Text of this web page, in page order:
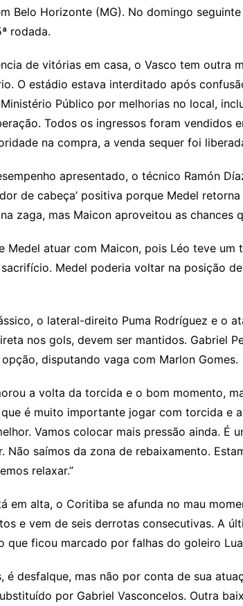
Belo Horizonte (MG). No domingo
rodada.
de vitórias em casa, o Vasco tem outra
O estádio estava interditado após
Público por melhorias no local,
Todos os ingressos foram vendidos
na compra, a venda sequer foi
apresentado, o técnico Ramón
de cabeça’ positiva porque Medel
zaga, mas Maicon aproveitou as chances
Medel atuar com Maicon, pois Léo teve
sacrifício. Medel poderia voltar na posição
o lateral-direito Puma Rodríguez e o
nos gols, devem ser mantidos. Gabriel
disputando vaga com Marlon Gomes.
a volta da torcida e o bom momento,
que é muito importante jogar com torcida e
Vamos colocar mais pressão ainda. É
Não saímos da zona de rebaixamento.
relaxar.”
em alta, o Coritiba se afunda no mau
e vem de seis derrotas consecutivas. A
que ficou marcado por falhas do goleiro
é desfalque, mas não por conta de sua
por Gabriel Vasconcelos. Outra